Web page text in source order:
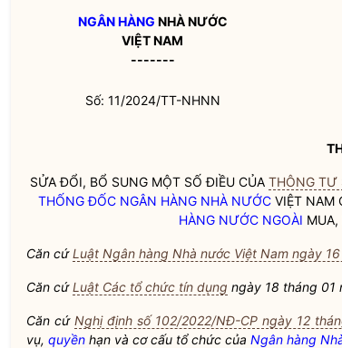
NGÂN HÀNG NHÀ NƯỚC
VIỆT NAM
-------
Số: 11/2024/TT-NHNN
SỬA ĐỔI, BỔ SUNG MỘT SỐ ĐIỀU CỦA THÔNG TƯ
THỐNG ĐỐC NGÂN HÀNG NHÀ NƯỚC VIỆT NAM
HÀNG NƯỚC NGOÀI MUA,
Căn cứLuật Ngân hàng Nhà nước Việt Nam ngày
Căn cứLuật Các tổ chức tín dụng ngày 18 tháng 01
Căn cứNghị định số 102/2022/NĐ-CP ngày 12
vụ, quyền hạn và cơ cấu tổ chức của Ngân hàng